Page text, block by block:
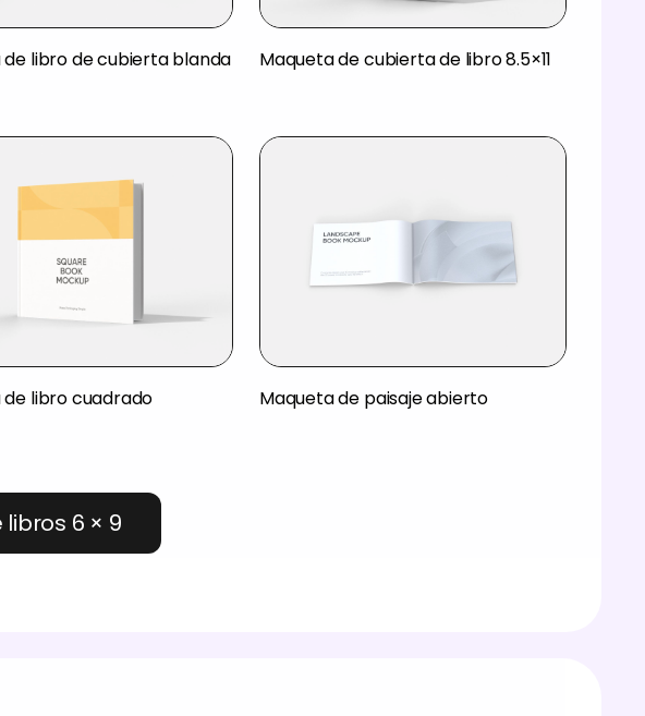
de libro de cubierta blanda
Maqueta de cubierta de libro 8.5×11
de libro cuadrado Maqueta de paisaje abierto
6 × 9